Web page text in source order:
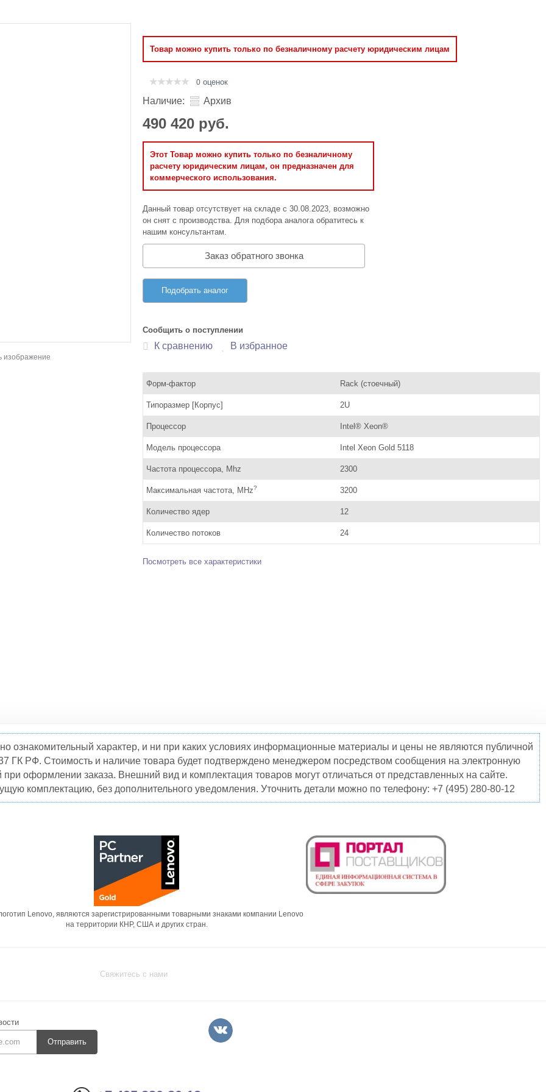
изображение
Товар можно купить только по безналичному расчету юридическим лицам
0 оценок
Наличие: Архив
490 420 руб.
Этот Товар можно купить только по безналичному
расчету юридическим лицам, он предназначен для
коммерческого использования.
Данный товар отсутствует на складе с 30.08.2023, возможно
он снят с производства. Для подбора аналога обратитесь к
нашим консультантам.
Заказ обратного звонка
Подобрать аналог
Сообщить о поступлении
К сравнению В избранное
Форм-фактор Rack (стоечный)
Типоразмер [Корпус] 2U
Процессор Intel® Xeon®
Модель процессора Intel Xeon Gold 5118
Частота процессора, Mhz 2300
Максимальная частота, MHz? 3200
Количество ядер 12
Количество потоков 24
Посмотреть все характеристики
ознакомительный характер, и ни при каких условиях информационные материалы и цены не являются публичной
ГК РФ. Стоимость и наличие товара будет подтверждено менеджером посредством сообщения на электронную
оформлении заказа. Внешний вид и комплектация товаров могут отличаться от представленных на сайте.
комплектацию, без дополнительного уведомления. Уточнить детали можно по телефону: +7 (495) 280-80-12
Lenovo, являются зарегистрированными товарными знаками компании Lenovo
на территории КНР, США и других стран.
Свяжитесь с нами
Отправить